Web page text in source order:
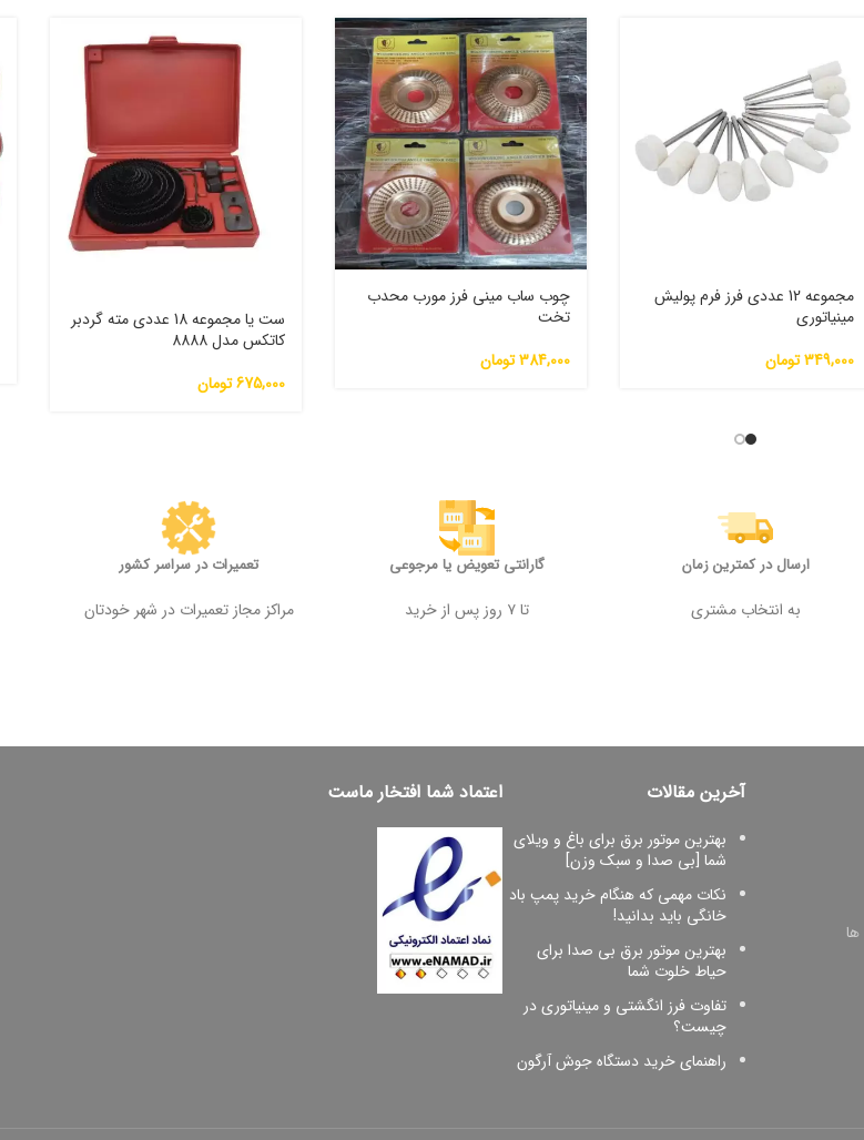
مجموعه 12 عددی فرز فرم پولیش
مینیاتوری
349,000تومان
چوب ساب مینی فرز مورب محدب
تخت
384,000تومان
ست یا مجموعه 18 عددی مته گردبر
کاتکس مدل 8888
675,000تومان
ارسال در کمترین زمان
به انتخاب مشتری
گارانتی تعویض یا مرجوعی
تا ۷ روز پس از خرید
تعمیرات در سراسر کشور
مراکز مجاز تعمیرات در شهر خودتان
آخرین مقالات
بهترین موتور برق برای باغ و ویلای
شما [بی صدا و سبک وزن]
نکات مهمی که هنگام خرید پمپ باد
خانگی باید بدانید!
بهترین موتور برق بی صدا برای
حیاط خلوت شما
تفاوت فرز انگشتی و مینیاتوری در
چیست؟
راهنمای خرید دستگاه جوش آرگون
اعتماد شما افتخار ماست